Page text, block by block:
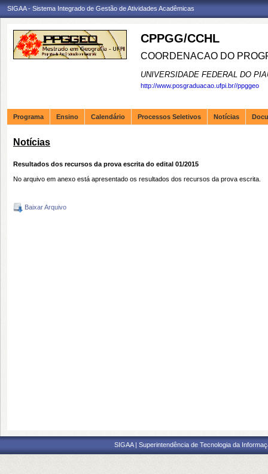
SIGAA - Sistema Integrado de Gestão de Atividades Acadêmicas
CPPGG/CCHL
COORDENACAO DO
UNIVERSIDADE FEDERAL DO
http://www.posgraduacao.ufpi.br//ppggeo
Programa Ensino Calendário Processos Seletivos Notícias
Notícias
Resultados dos recursos da prova escrita do edital 01/2015
No arquivo em anexo está apresentado os resultados dos recursos da prova escrita.
Baixar Arquivo
SIGAA | Superintendência de Tecnologia da